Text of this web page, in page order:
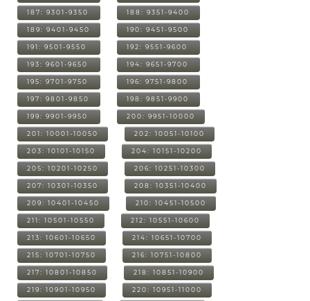
187: 9301-9350 188: 9351-9400
189: 9401-9450 190: 9451-9500
191: 9501-9550 192: 9551-9600
193: 9601-9650 194: 9651-9700
195: 9701-9750 196: 9751-9800
197: 9801-9850 198: 9851-9900
199: 9901-9950 200: 9951-10000
201: 10001-10050 202: 10051-10100
203: 10101-10150 204: 10151-10200
205: 10201-10250 206: 10251-10300
207: 10301-10350 208: 10351-10400
209: 10401-10450 210: 10451-10500
211: 10501-10550 212: 10551-10600
213: 10601-10650 214: 10651-10700
215: 10701-10750 216: 10751-10800
217: 10801-10850 218: 10851-10900
219: 10901-10950 220: 10951-11000